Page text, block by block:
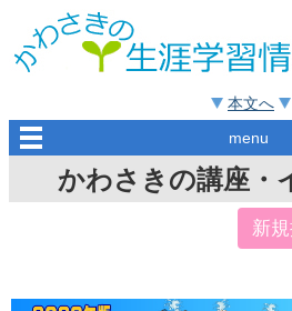
本文へ
menu
かわさきの講座・
新